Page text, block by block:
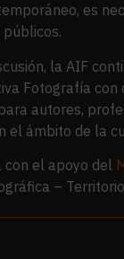
es
públicos.
la AIF
Fotografía con
autores,
el ámbito de la
con el apoyo del
–